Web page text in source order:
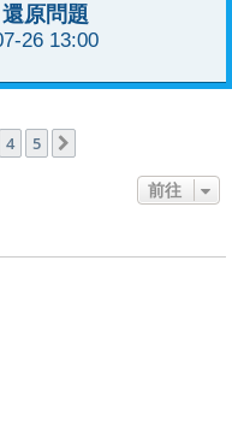
原問題
26 13:00
4 5
前往